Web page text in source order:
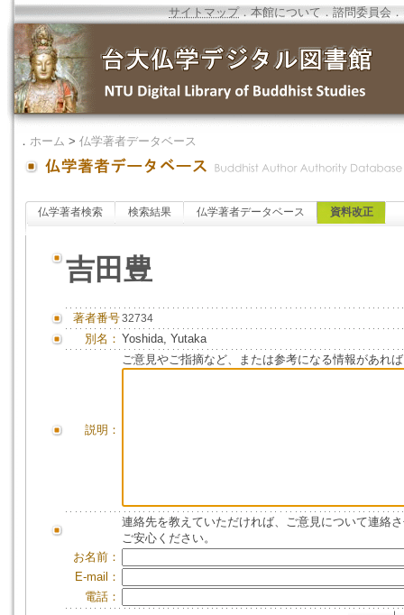
サイトマップ．本館について ．諮問委員会 ．
． ホーム > 仏学著者データベース
仏学著者検索 検索結果 仏学著者データベース 資料改正
吉田豊
著者番号32734
別名： Yoshida, Yutaka
説明：
ご意見やご指摘など、または参考になる情報があれ
連絡先を教えていただければ、ご意見について連絡
ご安心ください。
お名前：
E-mail：
電話：